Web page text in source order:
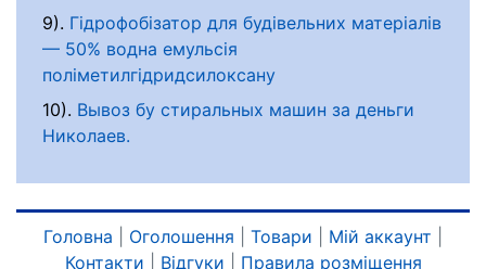
9). Гідрофобізатор для будівельних матеріалів
— 50% водна емульсія
поліметилгідридсилоксану
10). Вывоз бу стиральных машин за деньги
Николаев.
Головна Оголошення Товари Мій аккаунт
Контакти
Відгуки Правила розміщення